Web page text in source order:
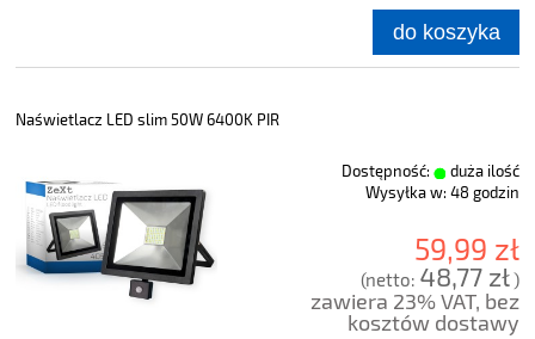
do koszyka
Naświetlacz LED slim 50W 6400K PIR
Dostępność:
duża ilość
Wysyłka w: 48 godzin
59,99 zł
(netto: 48,77 zł)
zawiera 23% VAT, bez
kosztów dostawy